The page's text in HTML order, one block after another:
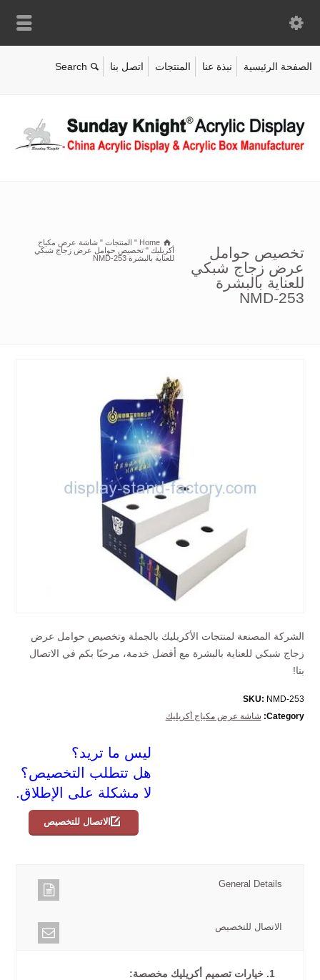
الصفحة الرئيسية نبذة عنا المنتجات اتصل بنا
تخصيص حوامل
عرض زجاج شبكي
للعناية بالبشرة
NMD-253
Home
" المنتجات " شاشة عرض مكياج
أكريليك " تخصيص حوامل عرض زجاج شبكي
للعناية بالبشرة NMD-253
الشركة المصنعة لمنتجات الأكريليك بالجملة وتخصيص حوامل عرض
زجاج شبكي للعناية بالبشرة مع أفضل خدمة، مرحبًا بكم في الاتصال
بنا!
SKU: NMD-253
Category: شاشة عرض مكياج أكريليك
ليس ما تريد؟
هل تتطلب التخصيص؟
لا مشكلة على الإطلاق.
الاتصال للتخصيص
General Details
الاتصال للتخصيص
1. خيارات تصميم أكريليك مخصصة: